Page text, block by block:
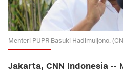
Menteri PUPR Basuki Hadimuljono.
Jakarta, CNN Indonesia --